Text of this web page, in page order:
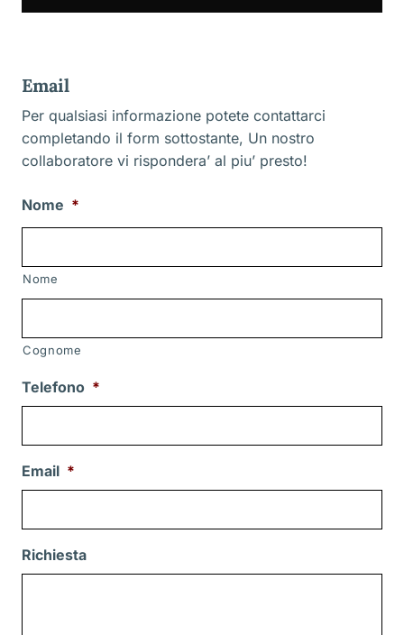
Email
Per qualsiasi informazione potete contattarci
completando il form sottostante, Un nostro
collaboratore vi rispondera’ al piu’ presto!
Nome *
Nome
Cognome
Telefono *
Email *
Richiesta